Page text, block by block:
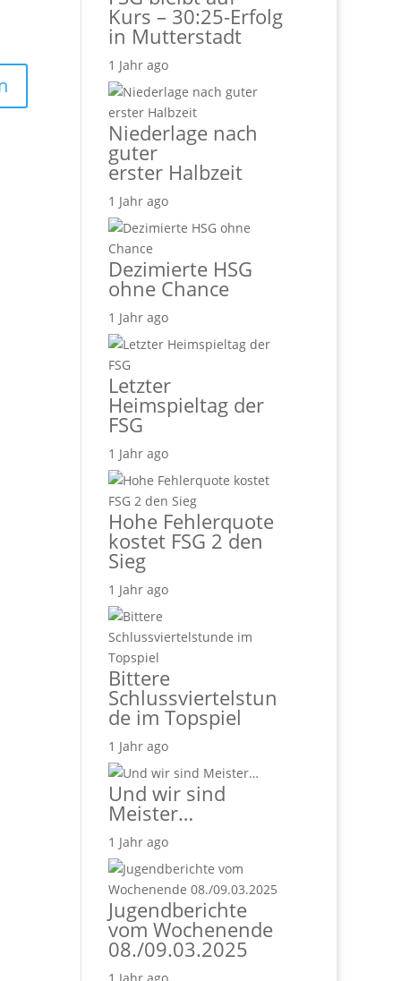
Kurs – 30:25-Erfolg
in Mutterstadt
1 Jahr ago
Niederlage nach
guter
erster Halbzeit
1 Jahr ago
Dezimierte HSG
ohne Chance
1 Jahr ago
Letzter
Heimspieltag der
FSG
1 Jahr ago
Hohe Fehlerquote
kostet FSG 2 den
Sieg
1 Jahr ago
Bittere
Schlussviertelstun
de im Topspiel
1 Jahr ago
Und wir sind
Meister…
1 Jahr ago
Jugendberichte
vom Wochenende
08./09.03.2025